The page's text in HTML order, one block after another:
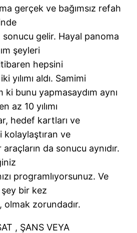
gerçek ve bağımsız refah
gelir. Hayal panoma
şeyleri
hepsini
yılımı aldı. Samimi
ki bunu yapmasaydım aynı
az 10 yılımı
hedef kartları ve
ve
da sonucu aynıdır.
programlıyorsunuz. Ve
şey bir kez
olmak zorundadır.
, ŞANS VEYA